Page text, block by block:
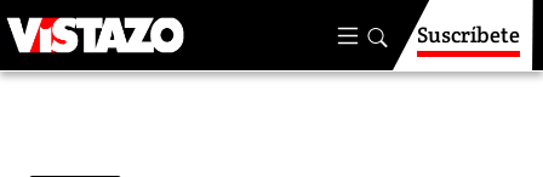
Suscríbete